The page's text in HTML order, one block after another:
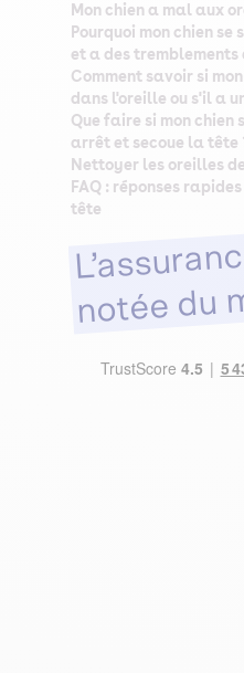
Mon chien a mal aux
Pourquoi mon chien
et a des tremblements
Comment savoir si
dans l'oreille ou s'il a
Que faire si mon
arrêt et secoue la tête
Nettoyer les oreilles
FAQ : réponses
tête
notée du